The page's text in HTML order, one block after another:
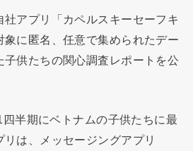
社アプリ「カペルスキーセーフキ
象に匿名、任意で集められたデー
子供たちの関心調査レポートを公
半期にベトナムの子供たちに最
リは、メッセージングアプリ